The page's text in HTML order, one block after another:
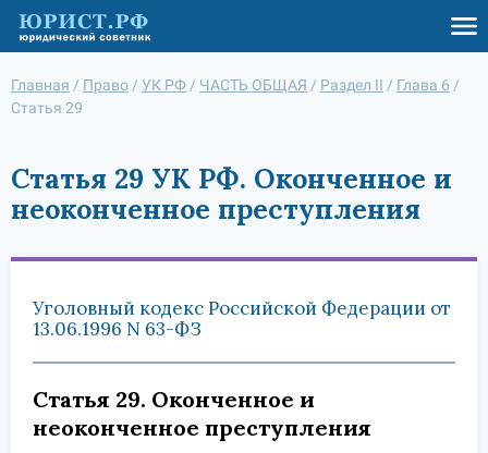
Главная / Право / УК РФ / ЧАСТЬ ОБЩАЯ / Раздел II / Глава 6 /
Статья 29
Статья 29 УК РФ. Оконченное и
неоконченное преступления
Уголовный кодекс Российской Федерации от
13.06.1996 N 63-ФЗ
Статья 29. Оконченное и
неоконченное преступления